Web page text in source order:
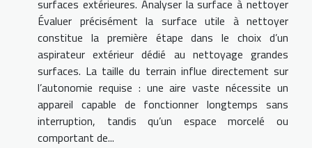
surfaces extérieures. Analyser la surface à nettoyer
Évaluer précisément la surface utile à nettoyer
constitue la première étape dans le choix d’un
aspirateur extérieur dédié au nettoyage grandes
surfaces. La taille du terrain influe directement sur
l’autonomie requise : une aire vaste nécessite un
appareil capable de fonctionner longtemps sans
interruption, tandis qu’un espace morcelé ou
comportant de...